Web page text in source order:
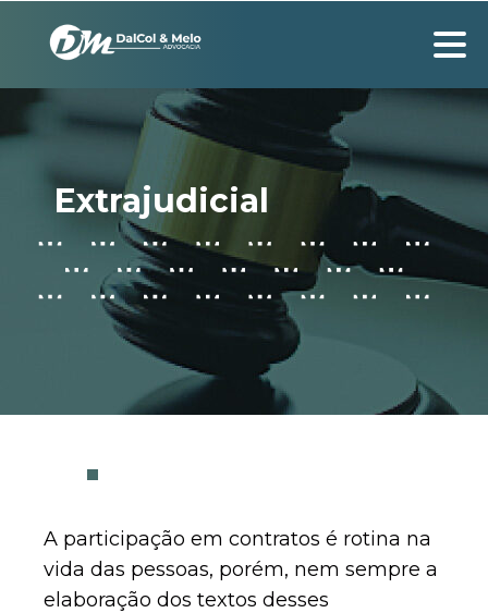
Extrajudicial
A participação em contratos é rotina na
vida das pessoas, porém, nem sempre a
elaboração dos textos desses